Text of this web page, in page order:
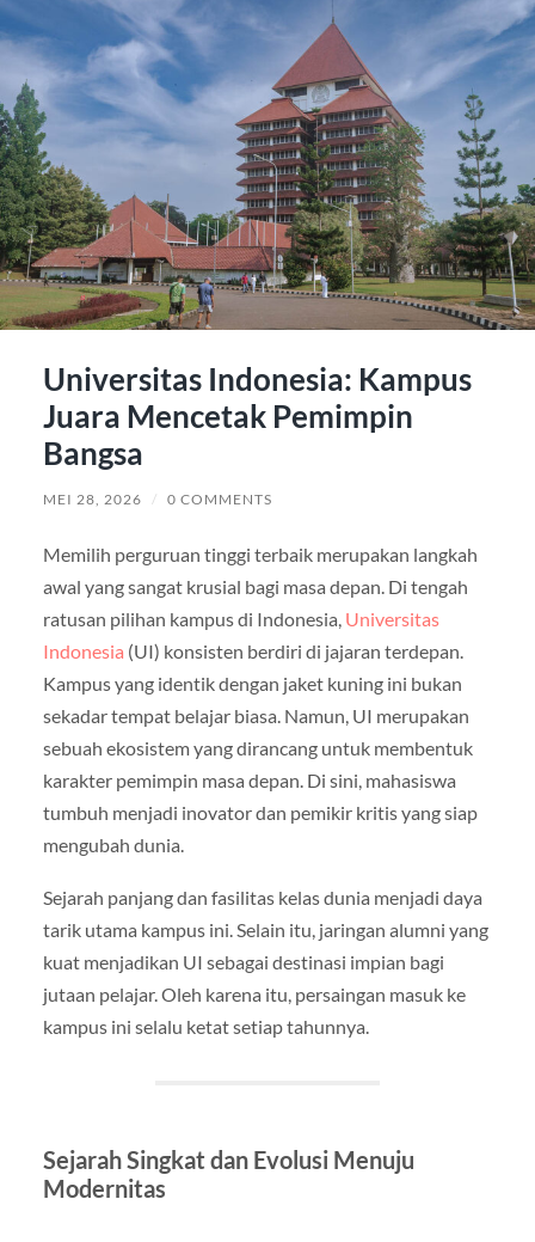
Universitas Indonesia: Kampus
Juara Mencetak Pemimpin
Bangsa
MEI 28, 2026 / 0 COMMENTS
Memilih perguruan tinggi terbaik merupakan langkah
awal yang sangat krusial bagi masa depan. Di tengah
ratusan pilihan kampus di Indonesia, Universitas
Indonesia (UI) konsisten berdiri di jajaran terdepan.
Kampus yang identik dengan jaket kuning ini bukan
sekadar tempat belajar biasa. Namun, UI merupakan
sebuah ekosistem yang dirancang untuk membentuk
karakter pemimpin masa depan. Di sini, mahasiswa
tumbuh menjadi inovator dan pemikir kritis yang siap
mengubah dunia.
Sejarah panjang dan fasilitas kelas dunia menjadi daya
tarik utama kampus ini. Selain itu, jaringan alumni yang
kuat menjadikan UI sebagai destinasi impian bagi
jutaan pelajar. Oleh karena itu, persaingan masuk ke
kampus ini selalu ketat setiap tahunnya.
Sejarah Singkat dan Evolusi Menuju
Modernitas